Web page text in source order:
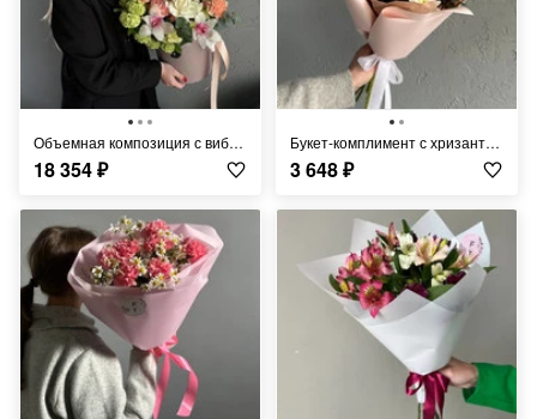
Объемная композиция с вибурнумом FT342
18 354₽
Букет-комплимент с хризантемой FT328
3 648₽